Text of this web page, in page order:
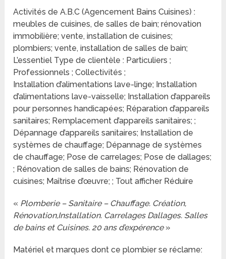
Activités de A.B.C (Agencement Bains Cuisines) :
meubles de cuisines, de salles de bain; rénovation
immobilière; vente, installation de cuisines;
plombiers; vente, installation de salles de bain;
L’essentiel Type de clientèle : Particuliers ;
Professionnels ; Collectivités ;
Installation d’alimentations lave-linge; Installation
d’alimentations lave-vaisselle; Installation d’appareils
pour personnes handicapées; Réparation d’appareils
sanitaires; Remplacement d’appareils sanitaires; ;
Dépannage d’appareils sanitaires; Installation de
systèmes de chauffage; Dépannage de systèmes
de chauffage; Pose de carrelages; Pose de dallages;
; Rénovation de salles de bains; Rénovation de
cuisines; Maîtrise d’œuvre; ; Tout afficher Réduire
« Plomberie – Sanitaire – Chauffage. Création,
Rénovation,Installation. Carrelages Dallages. Salles
de bains et Cuisines. 20 ans d’expérence»
Matériel et marques dont ce plombier se réclame: